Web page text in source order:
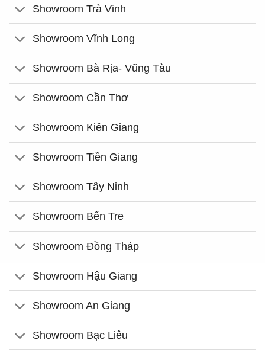
Showroom Trà Vinh
Showroom Vĩnh Long
Showroom Bà Rịa- Vũng Tàu
Showroom Cần Thơ
Showroom Kiên Giang
Showroom Tiền Giang
Showroom Tây Ninh
Showroom Bến Tre
Showroom Đồng Tháp
Showroom Hậu Giang
Showroom An Giang
Showroom Bạc Liêu